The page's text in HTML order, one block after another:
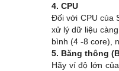
4. CPU
Đối với CPU của
xử lý dữ liệu
bình (4 -8 core),
5. Băng thông
Hãy ví độ lớn